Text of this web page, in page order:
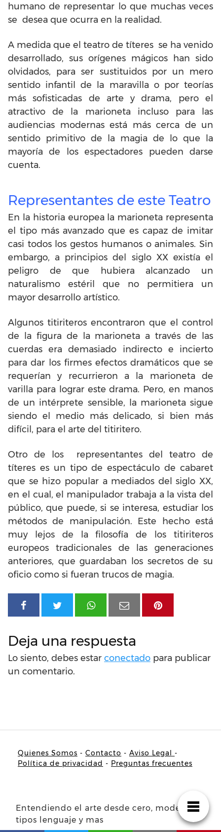
humano de representar lo que muchas veces
se desea que ocurra en la realidad.
A medida que el teatro de títeres se ha venido
desarrollado, sus orígenes mágicos han sido
olvidados, para ser sustituidos por un mero
sentido infantil de la maravilla o por teorías
más sofisticadas de arte y drama, pero el
atractivo de la marioneta incluso para las
audiencias modernas está más cerca de un
sentido primitivo de la magia de lo que la
mayoría de los espectadores pueden darse
cuenta.
Representantes de este Teatro
En la historia europea la marioneta representa
el tipo más avanzado que es capaz de imitar
casi todos los gestos humanos o animales. Sin
embargo, a principios del siglo XX existía el
peligro de que hubiera alcanzado un
naturalismo estéril que no permitiera un
mayor desarrollo artístico.
Algunos titiriteros encontraron que el control
de la figura de la marioneta a través de las
cuerdas era demasiado indirecto e incierto
para dar los firmes efectos dramáticos que se
requerían y recurrieron a la marioneta de
varilla para lograr este drama. Pero, en manos
de un intérprete sensible, la marioneta sigue
siendo el medio más delicado, si bien más
difícil, para el arte del titiritero.
Otro de los representantes del teatro de
títeres es un tipo de espectáculo de cabaret
que se hizo popular a mediados del siglo XX,
en el cual, el manipulador trabaja a la vista del
público, que puede, si se interesa, estudiar los
métodos de manipulación. Este hecho está
muy lejos de la filosofía de los titiriteros
europeos tradicionales de las generaciones
anteriores, que guardaban los secretos de su
oficio como si fueran trucos de magia.
Deja una respuesta
Lo siento, debes estar conectado para publicar
un comentario.
Quienes Somos - Contacto - Aviso Legal -
Política de privacidad - Preguntas frecuentes
Entendiendo el arte desde cero, modelos
tipos lenguaje y mas